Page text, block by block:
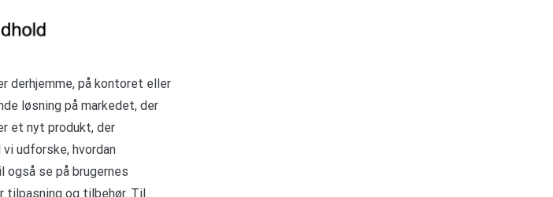
derhjemme, på kontoret eller
løsning på markedet, der
et nyt produkt, der
udforske, hvordan
også se på brugernes
tilpasning og tilbehør. Til